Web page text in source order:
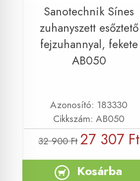
Sanotechnik Sínes
zuhanyszett esőztető
fejzuhannyal, fekete
AB050
Azonosító: 183330
Cikkszám: AB050
32 900 Ft 27 307 Ft
Kosárba